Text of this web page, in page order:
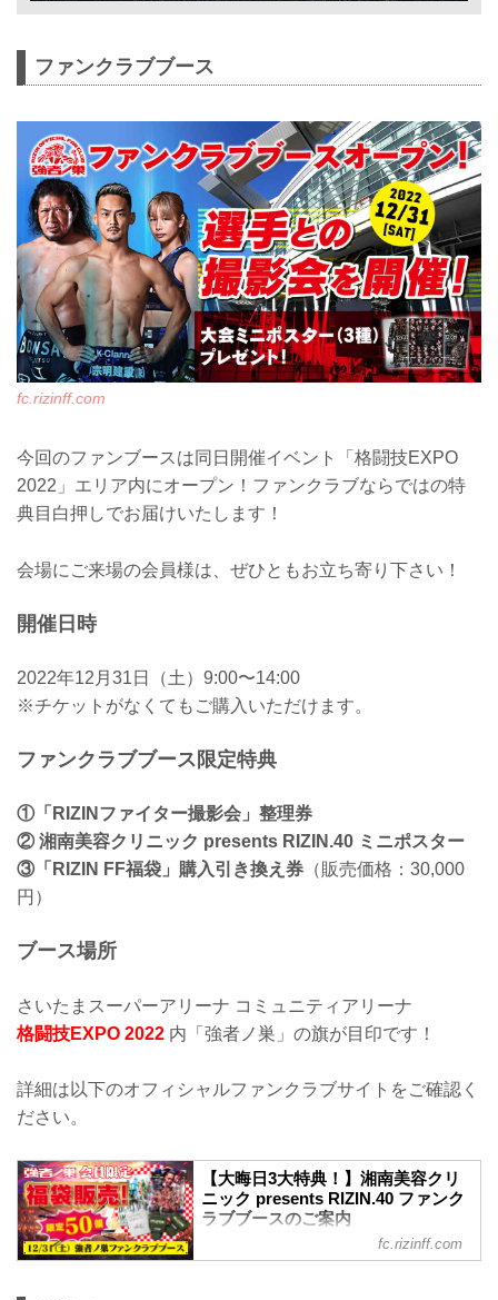
ファンクラブブース
fc.rizinff.com
今回のファンブースは同日開催イベント「格闘技EXPO
2022」エリア内にオープン！ファンクラブならではの特
典目白押しでお届けいたします！
会場にご来場の会員様は、ぜひともお立ち寄り下さい！
開催日時
2022年12月31日（土）9:00〜14:00
※チケットがなくてもご購入いただけます。
ファンクラブブース限定特典
①「RIZINファイター撮影会」整理券
② 湘南美容クリニック presents RIZIN.40 ミニポスター
③「RIZIN FF福袋」購入引き換え券 （販売価格：30,000
円）
ブース場所
さいたまスーパーアリーナ コミュニティアリーナ
格闘技EXPO 2022 内「強者ノ巣」の旗が目印です！
詳細は以下のオフィシャルファンクラブサイトをご確認く
ださい。
【大晦日3大特典！】湘南美容クリ
ニック presents RIZIN.40 ファンク
ラブブースのご案内
12月31日(土)、さいたまスーパーアリー
fc.rizinff.com